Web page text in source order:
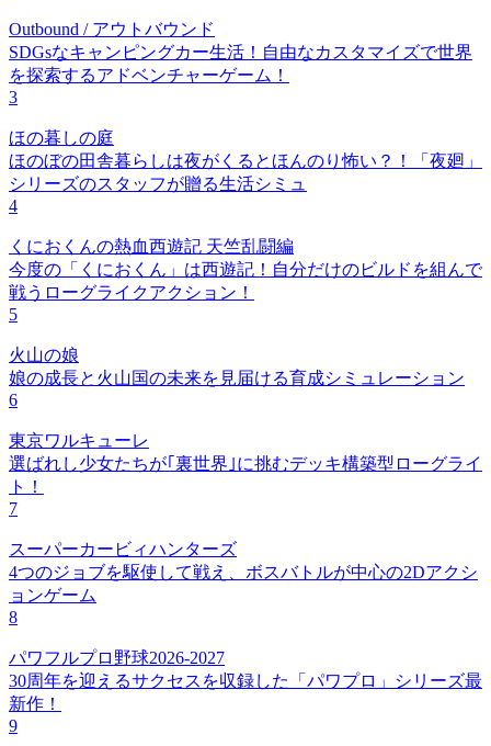
Outbound / アウトバウンド
SDGsなキャンピングカー生活！自由なカスタマイズで世界
を探索するアドベンチャーゲーム！
3
ほの暮しの庭
ほのぼの田舎暮らしは夜がくるとほんのり怖い？！「夜廻」
シリーズのスタッフが贈る生活シミュ
4
くにおくんの熱血西遊記 天竺乱闘編
今度の「くにおくん」は西遊記！自分だけのビルドを組んで
戦うローグライクアクション！
5
火山の娘
娘の成長と火山国の未来を見届ける育成シミュレーション
6
東京ワルキューレ
選ばれし少女たちが｢裏世界｣に挑むデッキ構築型ローグライ
ト！
7
スーパーカービィハンターズ
4つのジョブを駆使して戦え、ボスバトルが中心の2Dアクシ
ョンゲーム
8
パワフルプロ野球2026-2027
30周年を迎えるサクセスを収録した「パワプロ」シリーズ最
新作！
9